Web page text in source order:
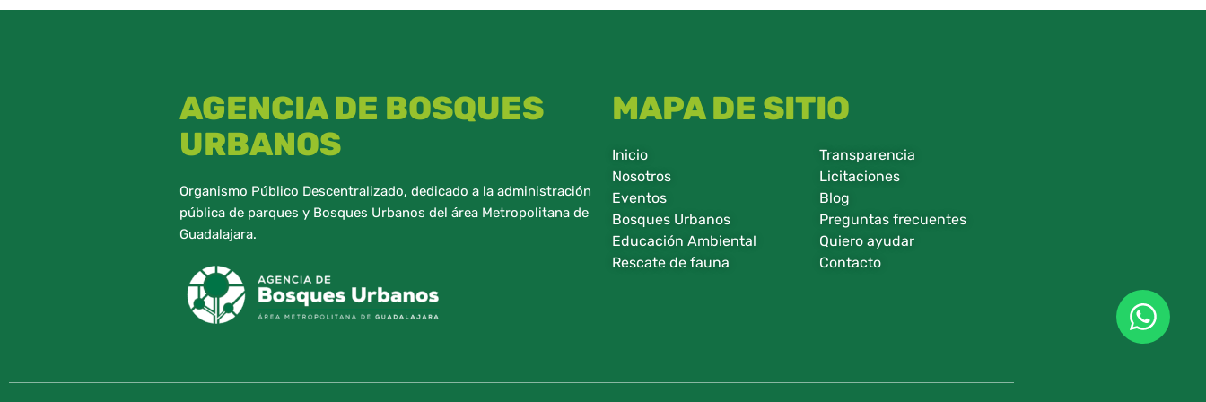
AGENCIA DE BOSQUES
URBANOS
Organismo Público Descentralizado, dedicado a la administración
pública de parques y Bosques Urbanos del área Metropolitana de
Guadalajara.
MAPA DE SITIO
Inicio
Nosotros
Eventos
Bosques Urbanos
Educación Ambiental
Rescate de fauna​
Transparencia
Licitaciones
Blog
Preguntas frecuentes
Quiero ayudar
Contacto